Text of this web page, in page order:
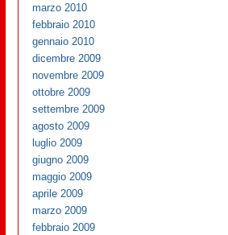
marzo 2010
febbraio 2010
gennaio 2010
dicembre 2009
novembre 2009
ottobre 2009
settembre 2009
agosto 2009
luglio 2009
giugno 2009
maggio 2009
aprile 2009
marzo 2009
febbraio 2009